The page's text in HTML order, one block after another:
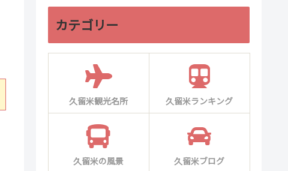
カテゴリー
久留米観光名所 久留米ランキング
久留米の風景 久留米ブログ